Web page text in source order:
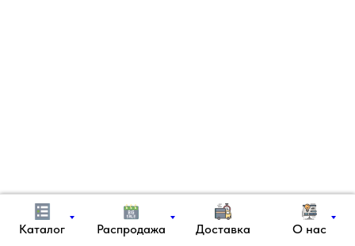
Каталог Распродажа Доставка О нас